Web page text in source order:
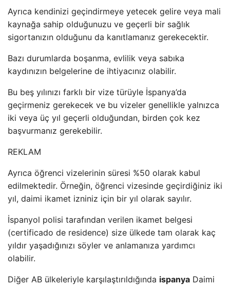
Ayrıca kendinizi geçindirmeye yetecek gelire veya mali
kaynağa sahip olduğunuzu ve geçerli bir sağlık
sigortanızın olduğunu da kanıtlamanız gerekecektir.
Bazı durumlarda boşanma, evlilik veya sabıka
kaydınızın belgelerine de ihtiyacınız olabilir.
Bu beş yılınızı farklı bir vize türüyle İspanya’da
geçirmeniz gerekecek ve bu vizeler genellikle yalnızca
iki veya üç yıl geçerli olduğundan, birden çok kez
başvurmanız gerekebilir.
REKLAM
Ayrıca öğrenci vizelerinin süresi %50 olarak kabul
edilmektedir. Örneğin, öğrenci vizesinde geçirdiğiniz iki
yıl, daimi ikamet izniniz için bir yıl olarak sayılır.
İspanyol polisi tarafından verilen ikamet belgesi
(certificado de residence) size ülkede tam olarak kaç
yıldır yaşadığınızı söyler ve anlamanıza yardımcı
olabilir.
Diğer AB ülkeleriyle karşılaştırıldığında ispanya Daimi